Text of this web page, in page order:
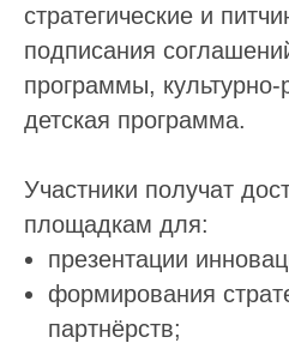
стратегические и
подписания
программы, культурно-
детская программа.
Участники получат
площадкам для:
презентации
формирования
партнёрств;